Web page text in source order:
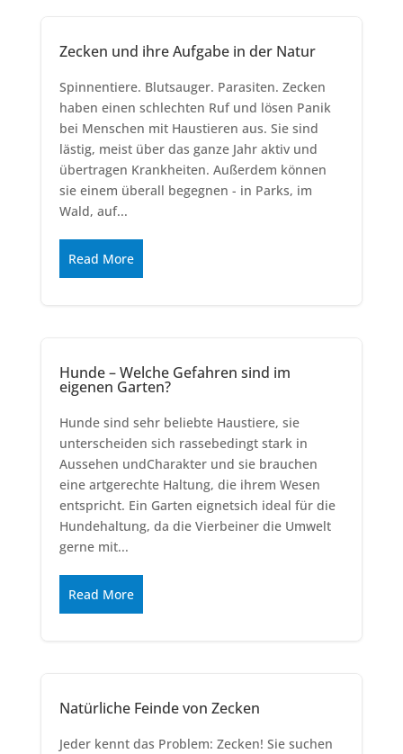
Zecken und ihre Aufgabe in der Natur
Spinnentiere. Blutsauger. Parasiten. Zecken
haben einen schlechten Ruf und lösen Panik
bei Menschen mit Haustieren aus. Sie sind
lästig, meist über das ganze Jahr aktiv und
übertragen Krankheiten. Außerdem können
sie einem überall begegnen - in Parks, im
Wald, auf...
Read More
Hunde – Welche Gefahren sind im
eigenen Garten?
Hunde sind sehr beliebte Haustiere, sie
unterscheiden sich rassebedingt stark in
Aussehen undCharakter und sie brauchen
eine artgerechte Haltung, die ihrem Wesen
entspricht. Ein Garten eignetsich ideal für die
Hundehaltung, da die Vierbeiner die Umwelt
gerne mit...
Read More
Natürliche Feinde von Zecken
Jeder kennt das Problem: Zecken! Sie suchen